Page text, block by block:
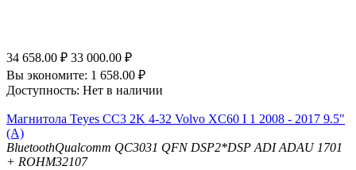
34 658.00 ₽ 33 000.00 ₽
Вы экономите: 1 658.00 ₽
Доступность: Нет в наличии
Магнитола Teyes CC3 2K 4-32 Volvo XC60 I 1 2008 - 2017 9.5"
(A)
BluetoothQualcomm QC3031 QFN DSP2*DSP ADI ADAU 1701
+ ROHM32107